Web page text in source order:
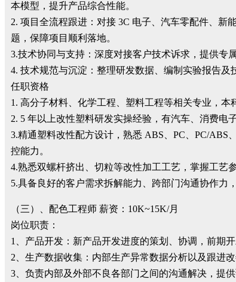
本模型，提升产品综合性能。
2. 项目全流程跟进：对接 3C 电子、汽车零配件、
题，保障项目顺利落地。
3.技术协同与支持：深度对接客户技术诉求，提供专
4. 技术规范与沉淀：整理研发数据、编制实验报告
任职资格
1. 高分子材料、化学工程、塑料工程等相关专业，本
2. 5 年以上改性塑料研发实操经验，有汽车、消费电
3.精通塑料改性配方设计，熟悉 ABS、PC、PC/ABS
控能力。
4.熟悉双螺杆挤出、切粒等改性加工工艺，掌握工艺
5.具备良好的客户需求拆解能力、跨部门沟通协作力
（三）、配色工程师 薪资：10K~15K/月
岗位职责：
1、产品开发：新产品开发进度的策划、协调，前期
2、生产数据收集：内部生产异常数据分析以及跟进
3、负责内部及外部不良各部门之间的沟通解决，提供